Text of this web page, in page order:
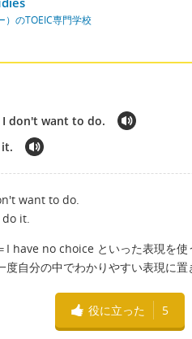
）のTOEIC専門学校
don't want to do.
want to do.
it.
have no choice といった表現を使
自分の中でわかりやすい表現に置
役に立った 5